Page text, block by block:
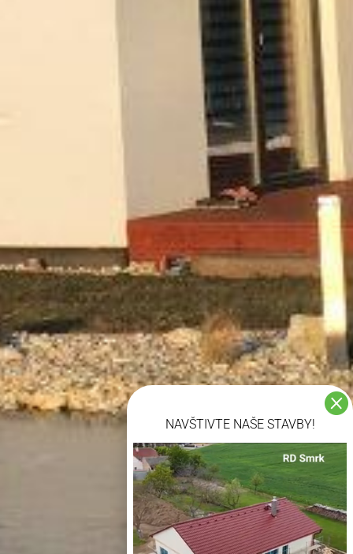
NAVŠTIVTE NAŠE STAVBY!
Video přehrávač
